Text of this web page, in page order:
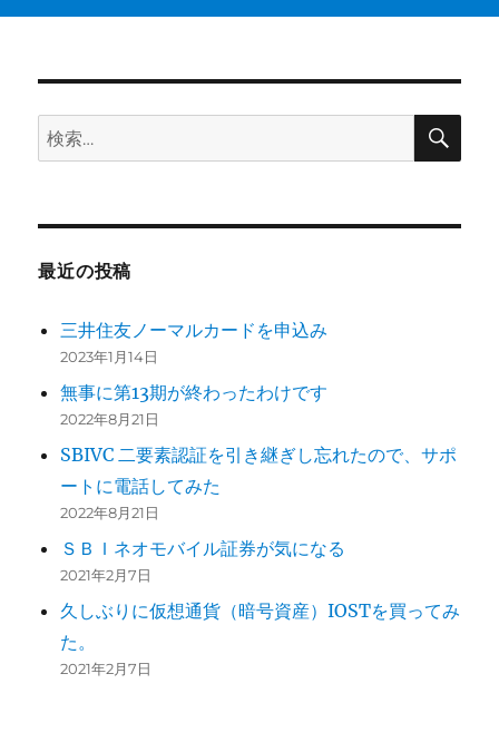
検
索:
検
最近の投稿
三井住友ノーマルカードを申込み
2023年1月14日
無事に第13期が終わったわけです
2022年8月21日
SBIVC 二要素認証を引き継ぎし忘れたので、サポ
ートに電話してみた
2022年8月21日
ＳＢＩネオモバイル証券が気になる
2021年2月7日
久しぶりに仮想通貨（暗号資産）IOSTを買ってみ
た。
2021年2月7日